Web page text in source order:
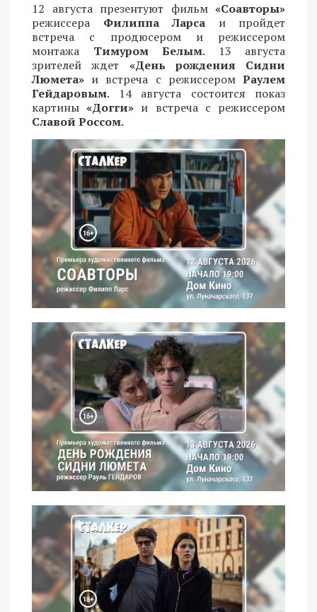
12 августа презентуют фильм «Соавторы»
режиссера Филиппа Ларса и пройдет
встреча с продюсером и режиссером
монтажа Тимуром Белым. 13 августа
зрителей ждет «День рождения Сидни
Люмета» и встреча с режиссером Раулем
Гейдаровым. 14 августа состоится показ
картины«Догги» и встреча с режиссером
Славой Россом.